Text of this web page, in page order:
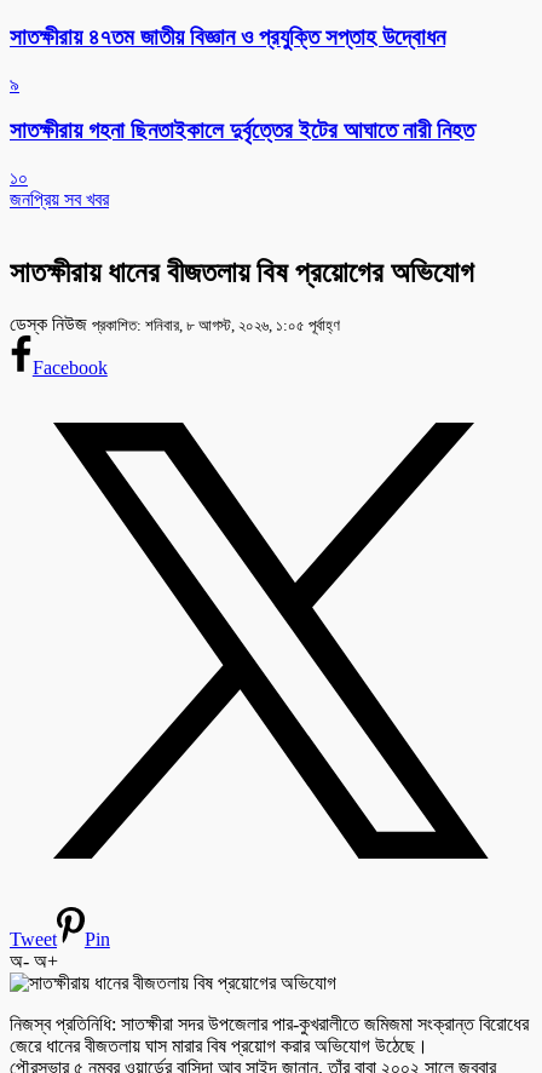
সাতক্ষীরায় ৪৭তম জাতীয় বিজ্ঞান ও প্রযুক্তি সপ্তাহ উদ্বোধন
৯
সাতক্ষীরায় গহনা ছিনতাইকালে দুর্বৃত্তের ইটের আঘাতে নারী নিহত
১০
জনপ্রিয় সব খবর
সাতক্ষীরায় ধানের বীজতলায় বিষ প্রয়োগের অভিযোগ
ডেস্ক নিউজ প্রকাশিত: শনিবার, ৮ আগস্ট, ২০২৬, ১:০৫ পূর্বাহ্ণ
Facebook
Tweet
Pin
অ- অ+
নিজস্ব প্রতিনিধি: সাতক্ষীরা সদর উপজেলার পার-কুখরালীতে জমিজমা সংক্রান্ত বিরোধের
জেরে ধানের বীজতলায় ঘাস মারার বিষ প্রয়োগ করার অভিযোগ উঠেছে।
পৌরসভার ৫ নম্বর ওয়ার্ডের বাসিন্দা আবু সাইদ জানান, তাঁর বাবা ২০০২ সালে জব্বার